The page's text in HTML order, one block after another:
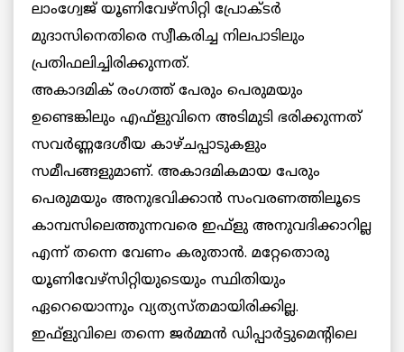
ലാംഗ്വേജ് യൂണിവേഴ്സിറ്റി പ്രോക്ടര്‍
മുദാസിനെതിരെ സ്വീകരിച്ച നിലപാടിലും
പ്രതിഫലിച്ചിരിക്കുന്നത്.
അകാദമിക് രംഗത്ത് പേരും പെരുമയും
ഉണ്ടെങ്കിലും എഫ്ളുവിനെ അടിമുടി ഭരിക്കുന്നത്
സവര്‍ണ്ണദേശീയ കാഴ്ചപ്പാടുകളും
സമീപങ്ങളുമാണ്. അകാദമികമായ പേരും
പെരുമയും അനുഭവിക്കാന്‍ സംവരണത്തിലൂടെ
കാമ്പസിലെത്തുന്നവരെ ഇഫ്ളു അനുവദിക്കാറില്ല
എന്ന് തന്നെ വേണം കരുതാന്‍. മറ്റേതൊരു
യൂണിവേഴ്സിറ്റിയുടെയും സ്ഥിതിയും
ഏറെയൊന്നും വ്യത്യസ്തമായിരിക്കില്ല.
ഇഫ്ളുവിലെ തന്നെ ജര്‍മ്മന്‍ ഡിപ്പാര്‍ട്ടുമെന്റിലെ